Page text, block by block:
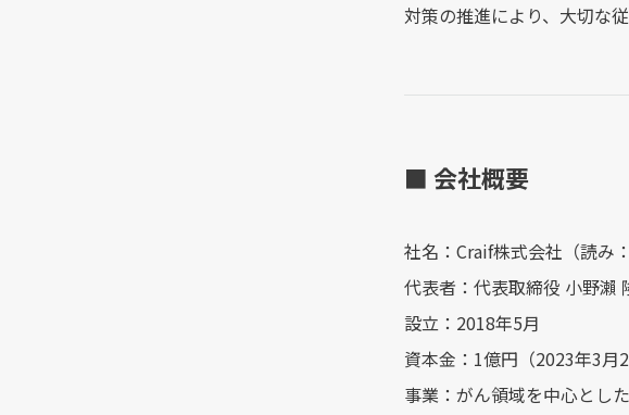
対策の推進により、大切な
■ 会社概要
社名：Craif株式会社（読み
代表者：代表取締役 小野瀨
設⽴：2018年5⽉
資本⾦：1億円（2023年3⽉
事業：がん領域を中⼼とし